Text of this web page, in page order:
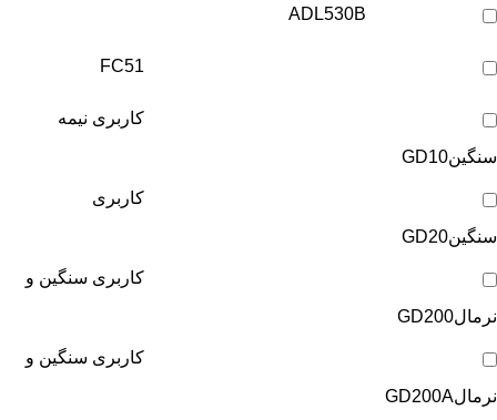
ADL530B
FC51
کاربری نیمه
سنگینGD10
کاربری
سنگینGD20
کاربری سنگین و
نرمالGD200
کاربری سنگین و
نرمالGD200A